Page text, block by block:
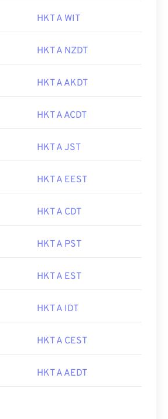
HKT A WIT
HKT A NZDT
HKT A AKDT
HKT A ACDT
HKT A JST
HKT A EEST
HKT A CDT
HKT A PST
HKT A EST
HKT A IDT
HKT A CEST
HKT A AEDT